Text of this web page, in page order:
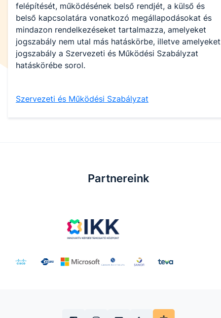
felépítését, működésének belső rendjét, a külső és
belső kapcsolatára vonatkozó megállapodásokat és
mindazon rendelkezéseket tartalmazza, amelyeket
jogszabály nem utal más hatáskörbe, illetve amelyeket
jogszabály a Szervezeti és Működési Szabályzat
hatáskörébe sorol.
Szervezeti és Működési Szabályzat
Partnereink